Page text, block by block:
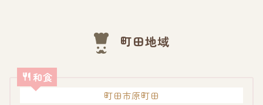
町田地域
和食
町田市原町田